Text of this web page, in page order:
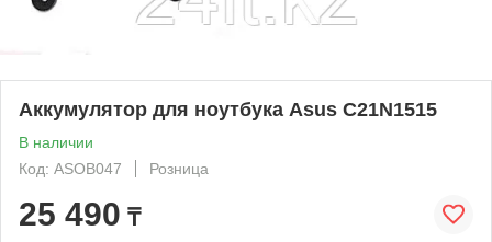
Аккумулятор для ноутбука Asus C21N1515
В наличии
Код: ASOB047
Розница
25 490 ₸